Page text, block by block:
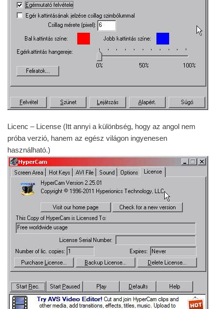
Licenc – License (Itt annyi a különbség, hogy az angol nem
próba verzió, hanem az egész világon ingyenesen
használható.)